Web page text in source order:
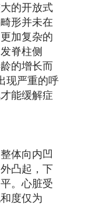
的开放式
形并未在
加复杂的
脊柱侧
的增长而
现严重的呼
能缓解症
体向内凹
凸起，下
。心脏受
度仅为